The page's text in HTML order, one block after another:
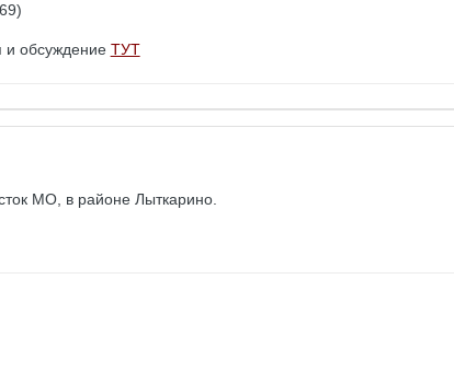
обсуждение ТУТ
МО, в районе Лыткарино.